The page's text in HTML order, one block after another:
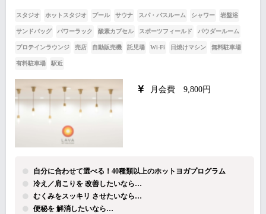
スタジオ ホットスタジオ プール サウナ スパ・バスルーム シャワー 岩盤浴
サンドバッグ パワーラック 酸素カプセル スポーツフィールド パウダールーム
プロテインラウンジ 売店 自動販売機 託児場 Wi-Fi 日焼けマシン 無料駐車場
有料駐車場 駅近
月会費 9,800円
自分に合わせて選べる！40種類以上のホットヨガプログラム
冷え／肩こりを 改善したいなら…
むくみをスッキリ させたいなら…
便秘を 解消したいなら…